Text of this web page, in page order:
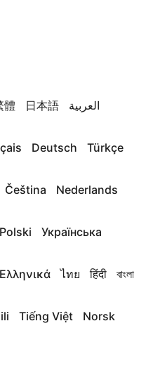
體 日本語 العربية
Deutsch Türkçe
Čeština Nederlands
Polski Українська
Ελληνικά ไทย हिंदी বাংলা
Tiếng Việt Norsk